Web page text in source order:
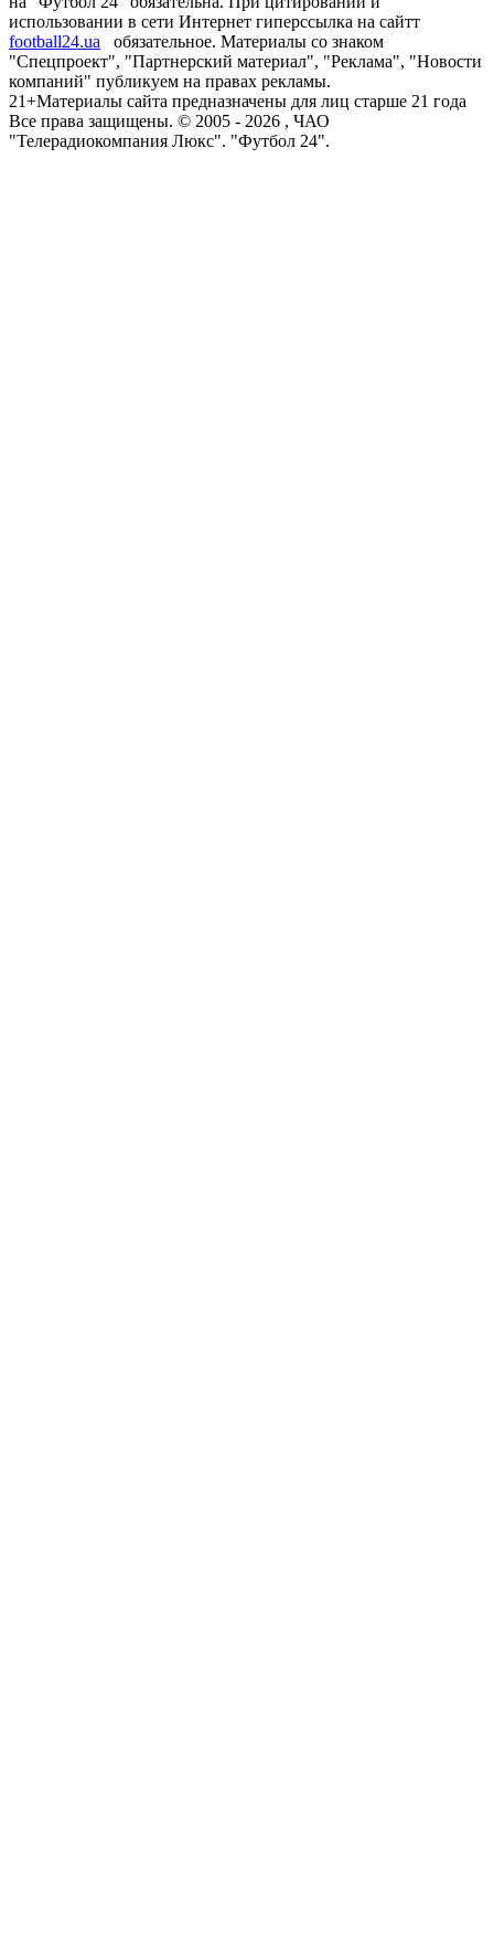
использовании в сети Интернет гиперссылка на сайтт
football24.ua
обязательное. Материалы со знаком
"Спецпроект", "Партнерский материал", "Реклама", "Новости
компаний" публикуем на правах рекламы.
21+Материалы сайта предназначены для лиц старше 21 года
Все права защищены. © 2005 - 2026 , ЧАО
"Телерадиокомпания Люкс". "Футбол 24".